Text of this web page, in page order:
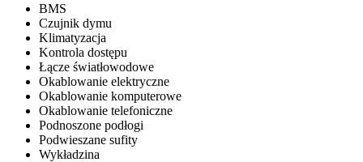
BMS
Czujnik dymu
Klimatyzacja
Kontrola dostępu
Łącze światłowodowe
Okablowanie elektryczne
Okablowanie komputerowe
Okablowanie telefoniczne
Podnoszone podłogi
Podwieszane sufity
Wykładzina